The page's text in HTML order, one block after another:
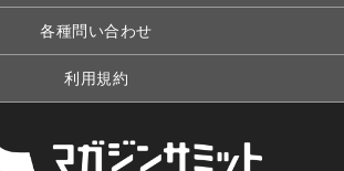
各種問い合わせ
利用規約